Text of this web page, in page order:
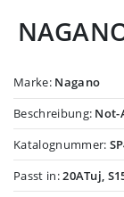
Marke: Nagano
Beschreibung: Not-
Katalognummer:
Passt in:20ATuj,